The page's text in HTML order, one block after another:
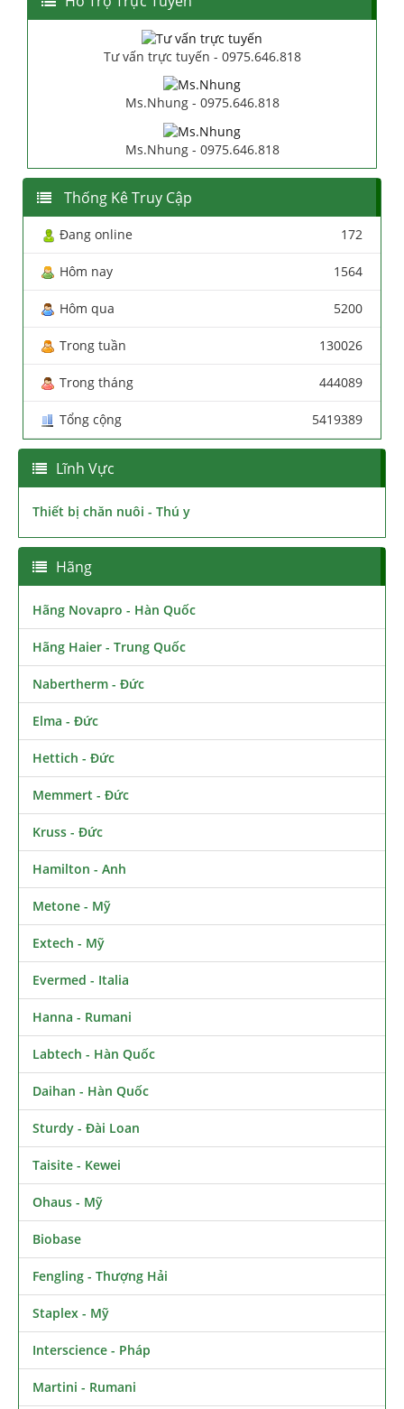
Tư vấn trực tuyến - 0975.646.818
Ms.Nhung - 0975.646.818
Ms.Nhung - 0975.646.818
Thống Kê Truy Cập
Đang online 172
Hôm nay 1564
Hôm qua 5200
Trong tuần 130026
Trong tháng 444089
Tổng cộng 5419389
Lĩnh Vực
Thiết bị chăn nuôi - Thú y
Hãng
Hãng Novapro - Hàn Quốc
Hãng Haier - Trung Quốc
Nabertherm - Đức
Elma - Đức
Hettich - Đức
Memmert - Đức
Kruss - Đức
Hamilton - Anh
Metone - Mỹ
Extech - Mỹ
Evermed - Italia
Hanna - Rumani
Labtech - Hàn Quốc
Daihan - Hàn Quốc
Sturdy - Đài Loan
Taisite - Kewei
Ohaus - Mỹ
Biobase
Fengling - Thượng Hải
Staplex - Mỹ
Interscience - Pháp
Martini - Rumani